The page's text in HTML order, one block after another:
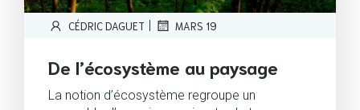
CÉDRIC DAGUET | MARS 19
De l’écosystème au paysage
La notion d’écosystème regroupe un